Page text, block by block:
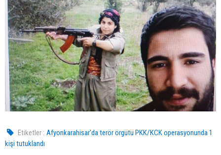
Etiketler : Afyonkarahisar'da terör örgütü PKK/KCK operasyonunda 1
kişi tutuklandı